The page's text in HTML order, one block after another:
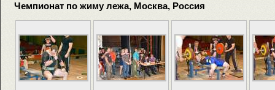
Чемпионат по жиму лежа, Москва, Россия